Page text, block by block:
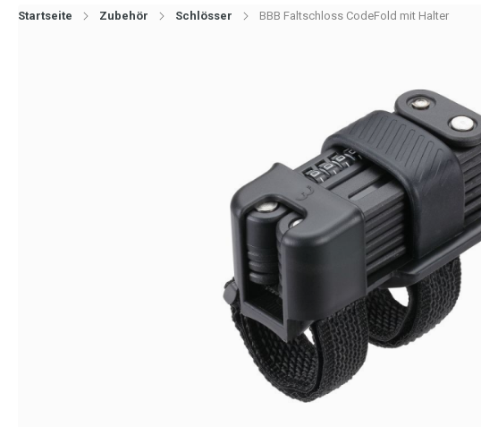
Startseite Zubehör Schlösser BBB Faltschloss CodeFold mit Halter